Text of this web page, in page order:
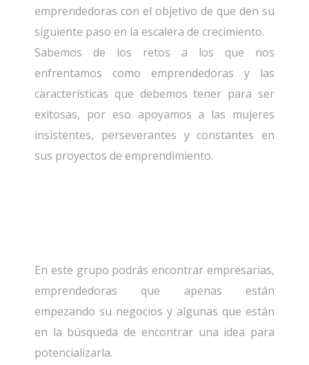
emprendedoras con el objetivo de que den su
siguiente paso en la escalera de crecimiento.
Sabemos de los retos a los que nos
enfrentamos como emprendedoras y las
características que debemos tener para ser
exitosas, por eso apoyamos a las mujeres
insistentes, perseverantes y constantes en
sus proyectos de emprendimiento.
En este grupo podrás encontrar empresarias,
emprendedoras que apenas están
empezando su negocios y algunas que están
en la búsqueda de encontrar una idea para
potencializarla.